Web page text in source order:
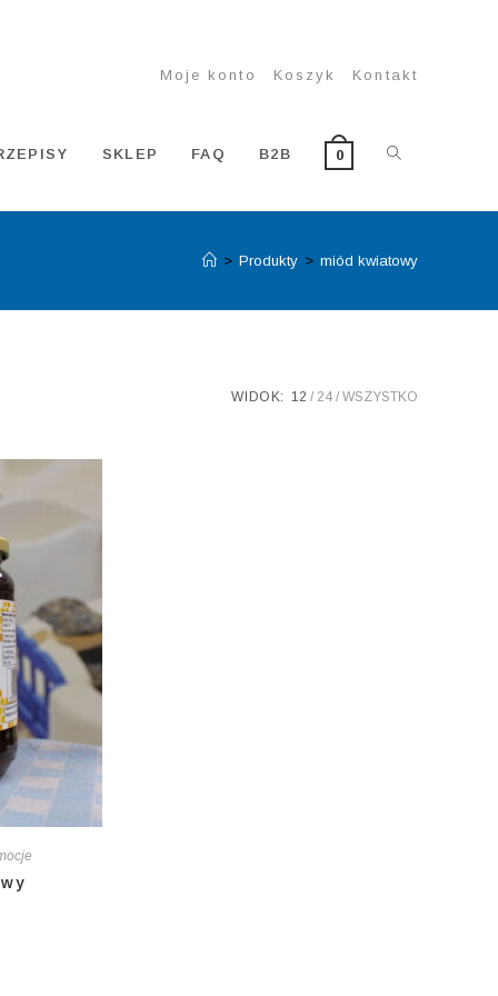
Moje konto Koszyk Kontakt
SKLEP FAQ B2B 0 TOGGLE
WEBSITE
> Produkty > miód kwiatowy
WIDOK: 12 24 WSZYSTKO